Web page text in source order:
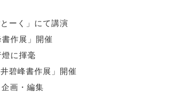
ーく」にて講演
作展」開催
に揮毫
碧峰書作展」開催
画・編集